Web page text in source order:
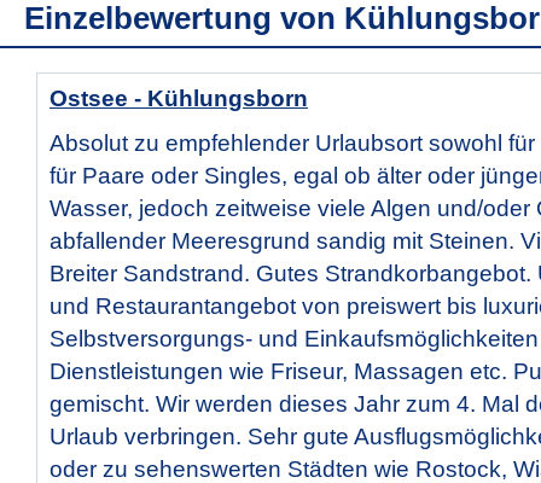
Einzelbewertung von
Ostsee - Kühlungsborn
Absolut zu empfehlender Urlaubsort sowohl
für Paare oder Singles, egal ob älter oder
Wasser, jedoch zeitweise viele Algen und/oder
abfallender Meeresgrund sandig mit Steinen.
Breiter Sandstrand. Gutes Strandkorbangebot.
und Restaurantangebot von preiswert bis
Selbstversorgungs- und
Dienstleistungen wie Friseur, Massagen etc.
gemischt. Wir werden dieses Jahr zum 4. Mal
Urlaub verbringen. Sehr gute
oder zu sehenswerten Städten wie Rostock,